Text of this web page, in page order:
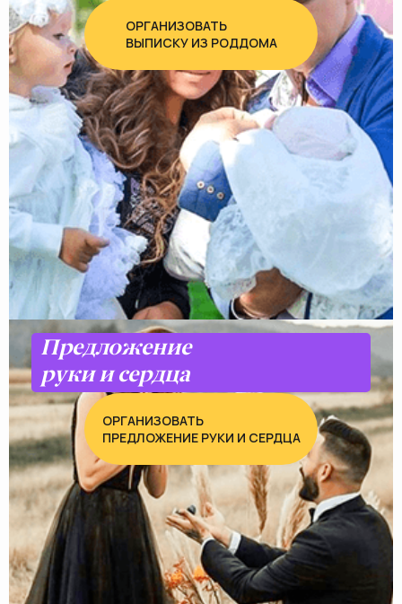
ОРГАНИЗОВАТЬ
ВЫПИСКУ ИЗ РОДДОМА
Предложение
руки и сердца
ОРГАНИЗОВАТЬ
ПРЕДЛОЖЕНИЕ РУКИ И СЕРДЦА